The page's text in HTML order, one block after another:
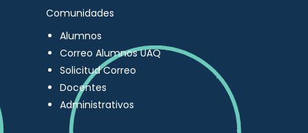
Comunidades
Alumnos
Correo Alumnos UAQ
Solicitud Correo
Docentes
Administrativos